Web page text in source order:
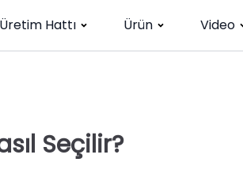
Üretim Hattı Ürün Video
Seçilir?